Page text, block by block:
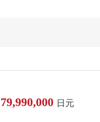
79,990,000 日元